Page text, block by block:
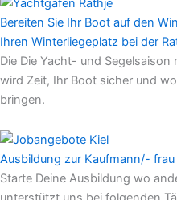
Bereiten Sie Ihr Boot auf den
Ihren Winterliegeplatz bei der
Die Die Yacht- und
wird Zeit, Ihr Boot sicher und
bringen.
Ausbildung zur Kaufmann/-
Starte Deine Ausbildung wo